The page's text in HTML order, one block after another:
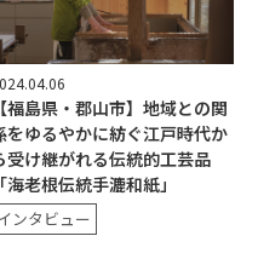
【福島県・郡山市】地域との関
をゆるやかに紡ぐ江戸時代か
受け継がれる伝統的工芸品
「海老根伝統手漉和紙」
ンタビュー